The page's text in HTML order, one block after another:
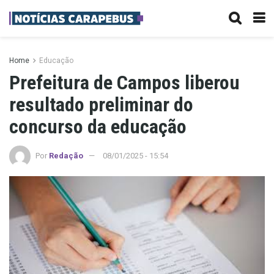
Home Educação
Prefeitura de Campos liberou
resultado preliminar do
concurso da educação
Por Redação 08/01/2025 - 15:54